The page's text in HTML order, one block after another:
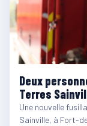
Deux
Terres
Une nouvelle
Sainville, à Fort-